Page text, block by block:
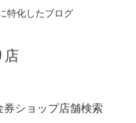
特化したブログ
店
券ショップ店舗検索